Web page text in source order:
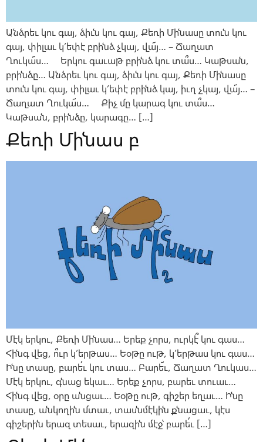
Անձրեւ կու գայ, ձիւն կու գայ, Քեռի Մինասը տուն կու
գայ, փիլաւ կ’եփէ բրինձ չկայ, վա՜յ… – Ճաղատ
Ղուկա՜ս… Երկու գաւաթ բրինձ կու տա՞ս… Կաթսան,
բրինձը… Անձրեւ կու գայ, ձիւն կու գայ, Քեռի Մինասը
տուն կու գայ, փիլաւ կ’եփէ բրինձ կայ, իւղ չկայ, վա՜յ… –
Ճաղատ Ղուկա՜ս… Քիչ մը կարագ կու տա՞ս…
Կաթսան, բրինձը, կարագը… […]
Քեռի Մինաս բ
Մէկ երկու, Քեռի Մինաս… Երեք չորս, ուրկէ՞ կու գաս…
Հինգ վեց, ո՞ւր կ’երթաս… Եօթը ութ, կ’երթաս կու գաս…
Ինը տասը, բարե՛ւ կու տաս… Բարե՜ւ, Ճաղատ Ղուկաս…
Մէկ երկու, գնաց եկաւ… Երեք չորս, բարեւ տուաւ…
Հինգ վեց, օրը անցաւ… Եօթը ութ, գիշեր եղաւ… Ինը
տասը, անկողին մտաւ, տասնմէկին քնացաւ, կէս
գիշերին երազ տեսաւ, երազին մէջ՝ բարե՛ւ […]